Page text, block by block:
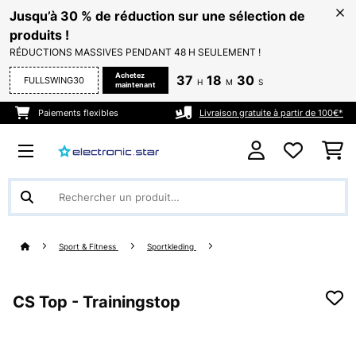
Jusqu’à 30 % de réduction sur une sélection de
produits !
RÉDUCTIONS MASSIVES PENDANT 48 H SEULEMENT !
FULLSWING30
Achetez
maintenant
37 H 18 M 28 S
Paiements flexibles Livraison gratuite à partir de 100€*
Sport & Fitness Sportkleding
CS Top - Trainingstop